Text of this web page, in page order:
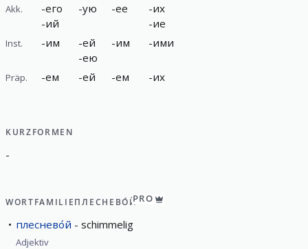
Akk. -его
-ий
-ую -ее -их
-ие
Inst. -им -ей
-ею
-им -ими
Präp. -ем -ей -ем -их
KURZFORMEN
-
WORTFAMILIEПЛЕСНЕВО́ЙPRO
плеснево́й schimmelig
Adjektiv